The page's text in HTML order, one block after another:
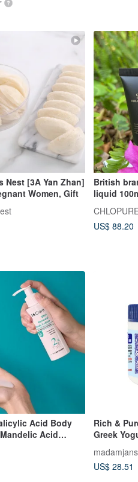
Nest [3A Yan Zhan]
Women, Gift
British
liquid
US$ 88.20
Acid Body
Acid
Rich &
Greek
madamjans
US$ 28.51